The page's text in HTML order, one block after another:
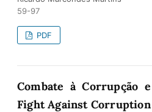
59-97
PDF
Combate à Corrupção
Fight Against